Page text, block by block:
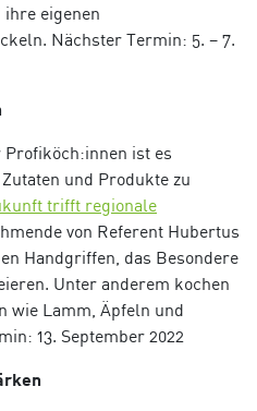
eigenen
Nächster Termin: 5. – 7.
ist es
und Produkte zu
trifft regionale
von Referent Hubertus
Handgriffen, das Besondere
Unter anderem kochen
wie Lamm, Äpfeln und
13. September 2022